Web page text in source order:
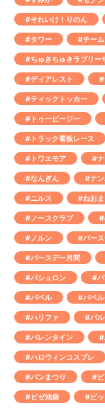
#それいけ！りのん
#タワー #チーム
#ちゅきちゅきラブリー
#ディアレスト #
#ティックトッカー
#トゥービージー
#トラック看板レース
#トワエモア #ナ
#なんぎん #ナ
#ニルス #ねおま
#ノースクラブ #
#ノルン #バー
#バースデー月間
#バシュロン #バ
#バベル #バベル
#ハリファ #パル
#バレンタイン #
#ハロウィンコスプレ
#パンまつり #ビ
#ビゼ池袋 #ピ